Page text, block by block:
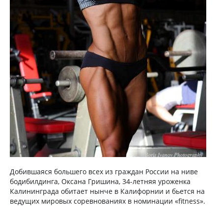
Добившаяся большего всех из граждан России на ниве
бодибилдинга, Оксана Гришина, 34-летняя уроженка
Калининграда обитает нынче в Калифорнии и бьется на
ведущих мировых соревнованиях в номинации «fitness».